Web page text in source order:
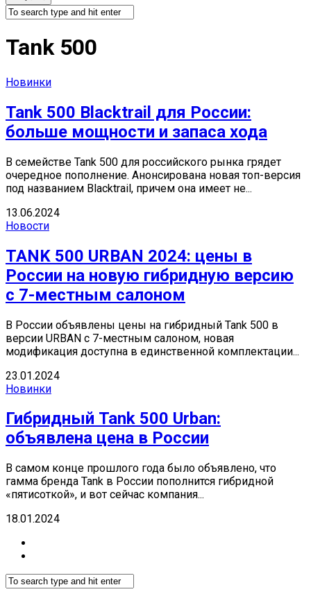
Tank 500
Новинки
Tank 500 Blacktrail для России:
больше мощности и запаса хода
В семействе Tank 500 для российского рынка грядет
очередное пополнение. Анонсирована новая топ-версия
под названием Blacktrail, причем она имеет не...
13.06.2024
Новости
TANK 500 URBAN 2024: цены в
России на новую гибридную версию
с 7-местным салоном
В России объявлены цены на гибридный Tank 500 в
версии URBAN с 7-местным салоном, новая
модификация доступна в единственной комплектации...
23.01.2024
Новинки
Гибридный Tank 500 Urban:
объявлена цена в России
В самом конце прошлого года было объявлено, что
гамма бренда Tank в России пополнится гибридной
«пятисоткой», и вот сейчас компания...
18.01.2024